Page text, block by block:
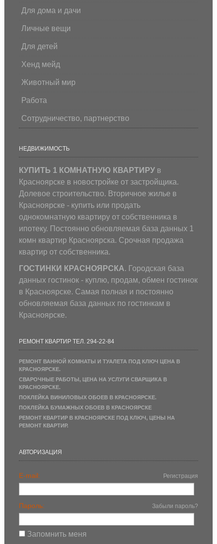
Для дома и дачи
Личные вещи
Для детей
Хенд мейд
Животный мир
Работа
Сотрудничество, партнерство
НЕДВИЖИМОСТЬ
КУПИТЬ 1 КОМНАТНУЮ КВАРТИРУв
Красноярске в новостройке от застройщика.
Долевое строительство. Вторичное жилье в
Красноярске - купить или продать
однокомнатную квартиру от собственника в
ипотеку. Постоянно обновляемая база данных 1
комн квартир Красноярска. Срочная продажа
квартир от собственника.
ГОСТИНКИ КРАСНОЯРСКА. Городская база
данных гостинок - куплю, продам, обмен гостинок
в Красноярске. Самая полная и постоянно
обновляемая база данных по гостинкам в
Красноярске.
РЕМОНТ КВАРТИР ТЕЛ. 294-22-84
РЕМОНТ ВАННОЙ КОМНАТЫ И ТУАЛЕТА ПОД КЛЮЧ ЦЕНА В
КРАСНОЯРСКЕ.
СВАРОЧНЫЕ РАБОТЫ, ЦЕНА НА УСЛУГИ СВАРЩИКА В
КРАСНОЯРСКЕ.
ПОКЛЕЙКА ВИНИЛОВЫХ ОБОЕВ В КРАСНОЯРСКЕ.
ПОКЛЕЙКА БУМАЖНЫХ ОБОЕВ В КРАСНОЯРСКЕ
РЕМОНТ КВАРТИР В КРАСНОЯРСКЕ ПОД КЛЮЧ, ЦЕНЫ НА
РЕМОНТ КВАРТИР.
АВТОРИЗАЦИЯ
E-mail: Регистрация
Пароль: Забыли пароль?
Запомнить меня